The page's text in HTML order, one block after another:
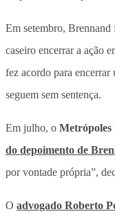
Em setembro,
caseiro encerrar a ação
fez acordo para encerrar
seguem sem sentença.
Em julho, o Metrópoles
do depoimento de
por vontade própria”,
O advogado Roberto